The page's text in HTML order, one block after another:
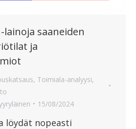
saaneiden
ja
, Toimiala-analyysi,
15/08/2024
löydät nopeasti